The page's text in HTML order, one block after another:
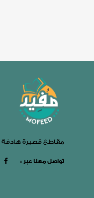
مقاطع قصيرة هادفة
: تواصل معنا عبر